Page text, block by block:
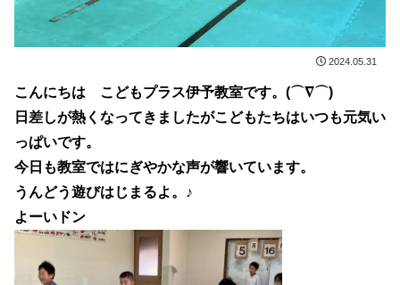
2024.05.31
こんにちは こどもプラス伊予教室です。(⌒∇⌒)
日差しが熱くなってきましたがこどもたちはいつも元気い
っぱいです。
今日も教室ではにぎやかな声が響いています。
うんどう遊びはじまるよ。♪
よーいドン